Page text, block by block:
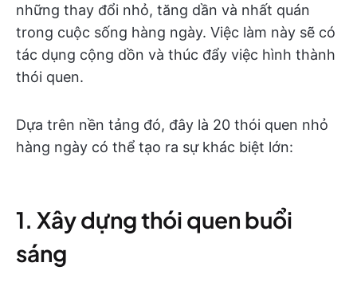
những thay đổi nhỏ, tăng dần và nhất quán
trong cuộc sống hàng ngày. Việc làm này sẽ có
tác dụng cộng dồn và thúc đẩy việc hình thành
thói quen.
Dựa trên nền tảng đó, đây là 20 thói quen nhỏ
hàng ngày có thể tạo ra sự khác biệt lớn:
1. Xây dựng thói quen buổi
sáng